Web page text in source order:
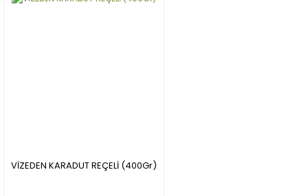
VİZEDEN KARADUT REÇELİ (400Gr)